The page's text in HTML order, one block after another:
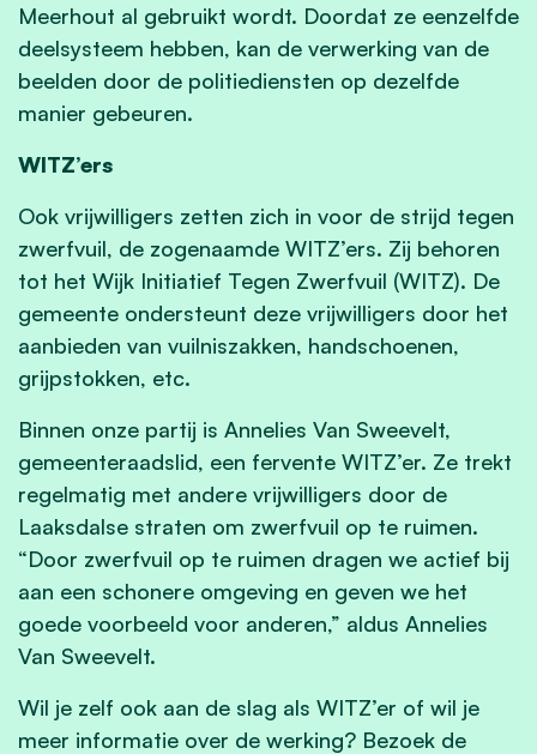
Meerhout al gebruikt wordt. Doordat ze eenzelfde
deelsysteem hebben, kan de verwerking van de
beelden door de politiediensten op dezelfde
manier gebeuren.
WITZ’ers
Ook vrijwilligers zetten zich in voor de strijd tegen
zwerfvuil, de zogenaamde WITZ’ers. Zij behoren
tot het Wijk Initiatief Tegen Zwerfvuil (WITZ). De
gemeente ondersteunt deze vrijwilligers door het
aanbieden van vuilniszakken, handschoenen,
grijpstokken, etc.
Binnen onze partij is Annelies Van Sweevelt,
gemeenteraadslid, een fervente WITZ’er. Ze trekt
regelmatig met andere vrijwilligers door de
Laaksdalse straten om zwerfvuil op te ruimen.
“Door zwerfvuil op te ruimen dragen we actief bij
aan een schonere omgeving en geven we het
goede voorbeeld voor anderen,” aldus Annelies
Van Sweevelt.
Wil je zelf ook aan de slag als WITZ’er of wil je
meer informatie over de werking? Bezoek de